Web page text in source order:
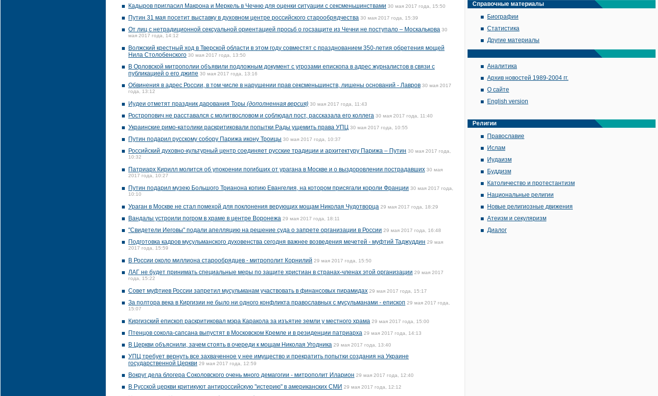
Кадыров пригласил Макрона и Меркель в Чечню для оценки ситуации с сексменьшинствами 30 мая 2017 года, 15:50
Путин 31 мая посетит выставку в духовном центре российского старообрядчества 30 мая 2017 года, 15:39
От лиц с нетрадиционной сексуальной ориентацией просьб о госзащите из Чечни не поступало – Москалькова 30
мая 2017 года, 14:12
Волжский крестный ход в Тверской области в этом году совместят с празднованием 350-летия обретения мощей
Нила Столобенского 30 мая 2017 года, 13:50
В Орловской митрополии объявили подложным документ с угрозами епископа в адрес журналистов в связи с
публикацией о его джипе 30 мая 2017 года, 13:16
Обвинения в адрес России, в том числе в нарушении прав сексменьшинств, лишены оснований - Лавров 30 мая 2017
года, 13:12
Иудеи отметят праздник дарования Торы (дополненная версия) 30 мая 2017 года, 11:43
Ростропович не расставался с молитвословом и соблюдал пост, рассказала его коллега 30 мая 2017 года, 11:40
Украинские римо-католики раскритиковали попытки Рады ущемить права УПЦ 30 мая 2017 года, 10:55
Путин подарил русскому собору Парижа икону Троицы 30 мая 2017 года, 10:37
Российский духовно-культурный центр соединяет русские традиции и архитектуру Парижа – Путин 30 мая 2017 года,
10:32
Патриарх Кирилл молится об упокоении погибших от урагана в Москве и о выздоровлении пострадавших 30 мая
2017 года, 10:27
Путин подарил музею Большого Трианона копию Евангелия, на котором присягали короли Франции 30 мая 2017 года,
10:10
Ураган в Москве не стал помехой для поклонения верующих мощам Николая Чудотворца 29 мая 2017 года, 18:29
Вандалы устроили погром в храме в центре Воронежа 29 мая 2017 года, 18:11
"Свидетели Иеговы" подали апелляцию на решение суда о запрете организации в России 29 мая 2017 года, 16:48
Подготовка кадров мусульманского духовенства сегодня важнее возведения мечетей - муфтий Таджуддин 29 мая
2017 года, 15:59
В России около миллиона старообрядцев - митрополит Корнилий 29 мая 2017 года, 15:50
ЛАГ не будет принимать специальные меры по защите христиан в странах-членах этой организации 29 мая 2017
года, 15:22
Совет муфтиев России запретил мусульманам участвовать в финансовых пирамидах 29 мая 2017 года, 15:17
За полтора века в Киргизии не было ни одного конфликта православных с мусульманами - епископ 29 мая 2017 года,
15:07
Киргизский епископ раскритиковал мэра Каракола за изъятие земли у местного храма 29 мая 2017 года, 15:00
Птенцов сокола-сапсана выпустят в Московском Кремле и в резиденции патриарха 29 мая 2017 года, 14:13
В Церкви объяснили, зачем стоять в очереди к мощам Николая Угодника 29 мая 2017 года, 13:40
УПЦ требует вернуть все захваченное у нее имущество и прекратить попытки создания на Украине
государственной Церкви 29 мая 2017 года, 12:59
Вокруг дела блогера Соколовского очень много демагогии - митрополит Иларион 29 мая 2017 года, 12:40
В Русской церкви критикуют антироссийскую "истерию" в американских СМИ 29 мая 2017 года, 12:12
Справочные материалы
Биографии
Статистика
Другие материалы
Аналитика
Архив новостей 1989-2004 гг.
О сайте
English version
Религии
Православие
Ислам
Иудаизм
Буддизм
Католичество и протестантизм
Национальные религии
Новые религиозные движения
Атеизм и секуляризм
Диалог